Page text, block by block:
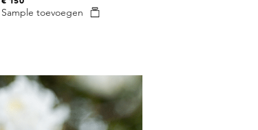
Sample toevoegen